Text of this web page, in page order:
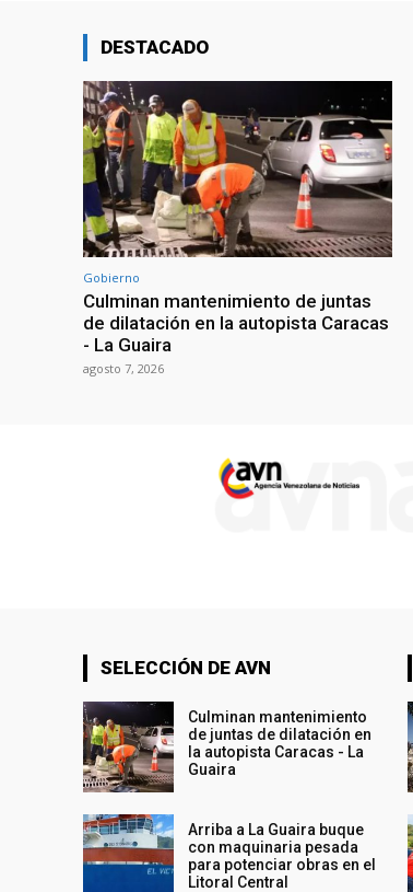
DESTACADO
Gobierno
Culminan mantenimiento de juntas
de dilatación en la autopista Caracas
- La Guaira
agosto 7, 2026
SELECCIÓN DE AVN
Culminan mantenimiento
de juntas de dilatación en
la autopista Caracas - La
Guaira
Arriba a La Guaira buque
con maquinaria pesada
para potenciar obras en el
Litoral Central